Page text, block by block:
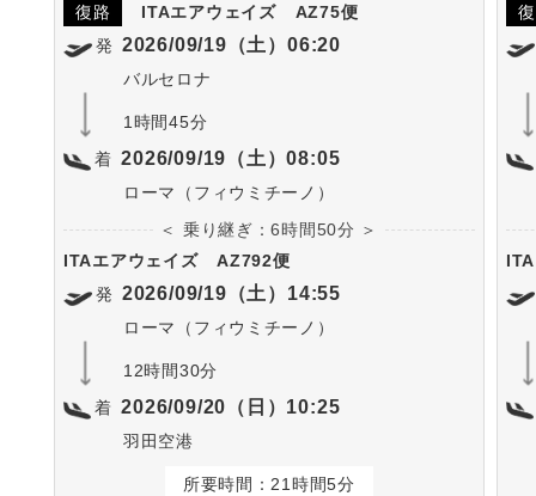
復路 ITAエアウェイズ
AZ75便
発 2026/09/19（土）06:20
バルセロナ
1時間45分
着 2026/09/19（土）08:05
ローマ（フィウミチーノ）
＜ 乗り継ぎ：6時間50分 ＞
ITAエアウェイズ
AZ792便
発 2026/09/19（土）14:55
ローマ（フィウミチーノ）
12時間30分
着 2026/09/20（日）10:25
羽田空港
所要時間：21時間5分